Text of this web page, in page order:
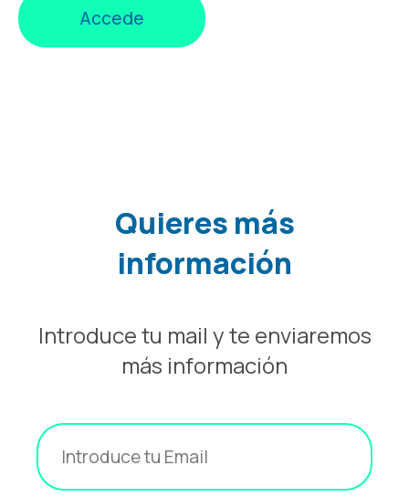
Accede
Quieres más
información
Introduce tu mail y te enviaremos
más información